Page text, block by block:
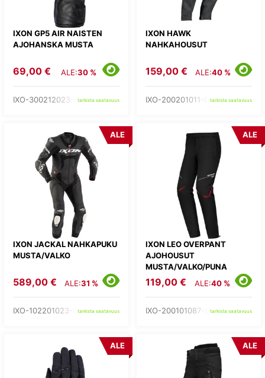
IXON GP5 AIR NAISTEN
AJOHANSKA MUSTA
69,00 € ALE:30 %
IXO-300212023-01-tarkista saatavuus
IXON HAWK
NAHKAHOUSUT
159,00 € ALE:40 %
IXO-200201011-01-tarkista saatavuus
IXON JACKAL NAHKAPUKU
MUSTA/VALKO
ALE
589,00 € ALE:31 %
IXO-102201023-01-tarkista saatavuus
IXON LEO OVERPANT
AJOHOUSUT
MUSTA/VALKO/PUNA
ALE
119,00 € ALE:40 %
IXO-200101087-81-tarkista saatavuus
ALE ALE